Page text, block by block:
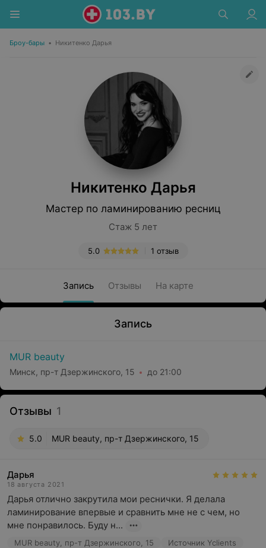
Броу-бары • Никитенко Дарья
Никитенко Дарья
Мастер по ламинированию ресниц
Стаж 5 лет
1 отзыв
5.0
Запись Отзывы На карте
Запись
MUR beauty
Минск, пр-т Дзержинского, 15 до 21:00
Отзывы 1
5.0 MUR beauty, пр-т Дзержинского, 15
Дарья
18 августа 2021
Дарья отлично закрутила мои реснички. Я делала
ламинирование впервые и сравнить мне не с чем, но
мне понравилось. Буду н...
MUR beauty, пр-т Дзержинского, 15 Источник Yclients